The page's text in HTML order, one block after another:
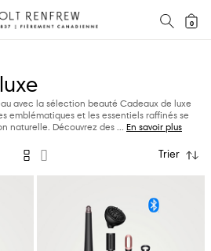
0
avec la sélection beauté Cadeaux de luxe
emblématiques et les essentiels raffinés se
naturelle. Découvrez des ... En savoir plus
Trier